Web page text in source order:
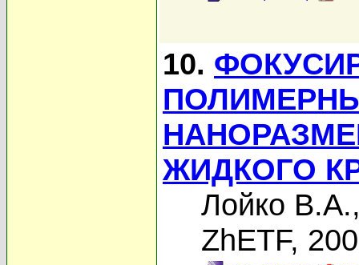
10.
ЖИДКОГО
Лойко В.А.
ZhETF,